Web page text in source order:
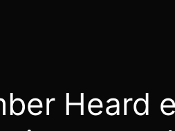
Heard